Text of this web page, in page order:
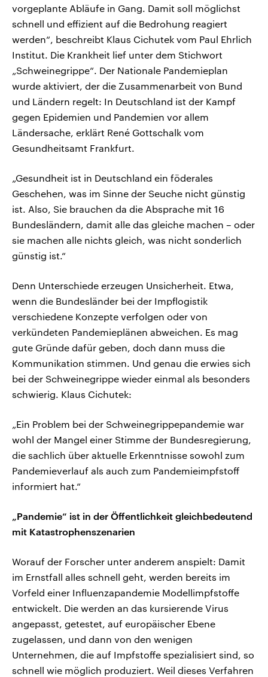
vorgeplante Abläufe in Gang. Damit soll möglichst
schnell und effizient auf die Bedrohung reagiert
werden“, beschreibt Klaus Cichutek vom Paul Ehrlich
Institut. Die Krankheit lief unter dem Stichwort
„Schweinegrippe“. Der Nationale Pandemieplan
wurde aktiviert, der die Zusammenarbeit von Bund
und Ländern regelt: In Deutschland ist der Kampf
gegen Epidemien und Pandemien vor allem
Ländersache, erklärt René Gottschalk vom
Gesundheitsamt Frankfurt.
„Gesundheit ist in Deutschland ein föderales
Geschehen, was im Sinne der Seuche nicht günstig
ist. Also, Sie brauchen da die Absprache mit 16
Bundesländern, damit alle das gleiche machen – oder
sie machen alle nichts gleich, was nicht sonderlich
günstig ist.“
Denn Unterschiede erzeugen Unsicherheit. Etwa,
wenn die Bundesländer bei der Impflogistik
verschiedene Konzepte verfolgen oder von
verkündeten Pandemieplänen abweichen. Es mag
gute Gründe dafür geben, doch dann muss die
Kommunikation stimmen. Und genau die erwies sich
bei der Schweinegrippe wieder einmal als besonders
schwierig. Klaus Cichutek:
„Ein Problem bei der Schweinegrippepandemie war
wohl der Mangel einer Stimme der Bundesregierung,
die sachlich über aktuelle Erkenntnisse sowohl zum
Pandemieverlauf als auch zum Pandemieimpfstoff
informiert hat.“
„Pandemie“ ist in der Öffentlichkeit gleichbedeutend
mit Katastrophenszenarien
Worauf der Forscher unter anderem anspielt: Damit
im Ernstfall alles schnell geht, werden bereits im
Vorfeld einer Influenzapandemie Modellimpfstoffe
entwickelt. Die werden an das kursierende Virus
angepasst, getestet, auf europäischer Ebene
zugelassen, und dann von den wenigen
Unternehmen, die auf Impfstoffe spezialisiert sind, so
schnell wie möglich produziert. Weil dieses Verfahren